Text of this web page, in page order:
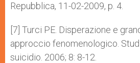
Repubblica, 11-02-2009, p. 4.
[7] Turci PE. Disperazione e
approccio fenomenologico.
suicidio. 2006; 8: 8-12.